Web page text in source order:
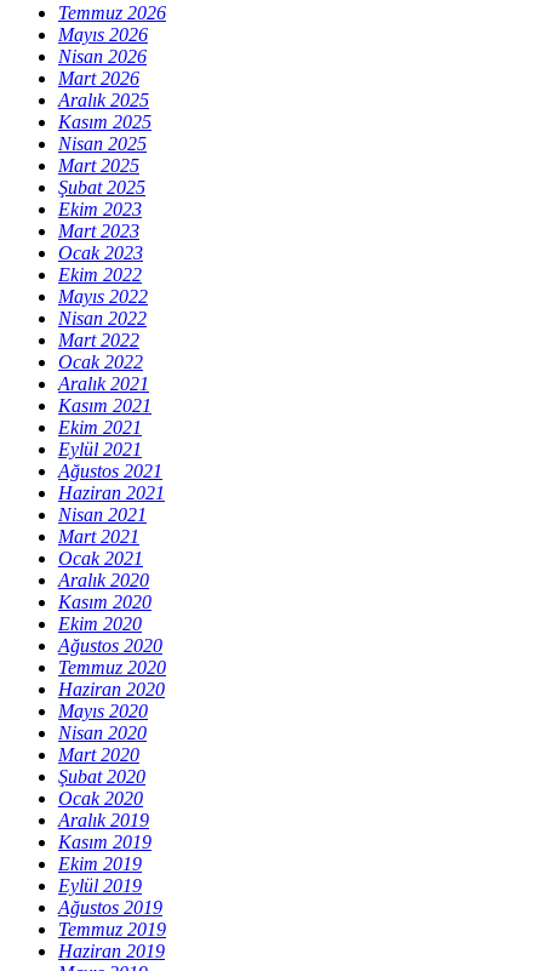
Temmuz 2026
Mayıs 2026
Nisan 2026
Mart 2026
Aralık 2025
Kasım 2025
Nisan 2025
Mart 2025
Şubat 2025
Ekim 2023
Mart 2023
Ocak 2023
Ekim 2022
Mayıs 2022
Nisan 2022
Mart 2022
Ocak 2022
Aralık 2021
Kasım 2021
Ekim 2021
Eylül 2021
Ağustos 2021
Haziran 2021
Nisan 2021
Mart 2021
Ocak 2021
Aralık 2020
Kasım 2020
Ekim 2020
Ağustos 2020
Temmuz 2020
Haziran 2020
Mayıs 2020
Nisan 2020
Mart 2020
Şubat 2020
Ocak 2020
Aralık 2019
Kasım 2019
Ekim 2019
Eylül 2019
Ağustos 2019
Temmuz 2019
Haziran 2019